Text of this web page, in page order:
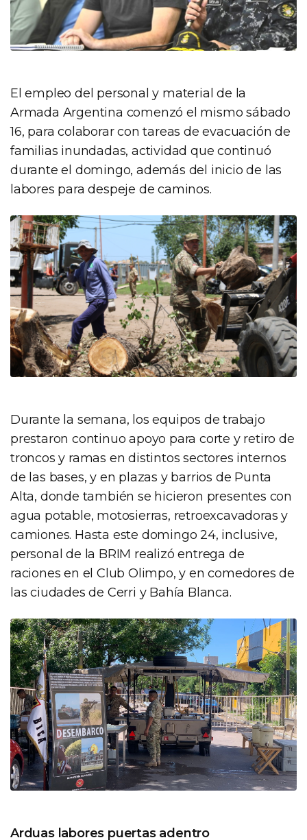
El empleo del personal y material de la
Armada Argentina comenzó el mismo sábado
16, para colaborar con tareas de evacuación de
familias inundadas, actividad que continuó
durante el domingo, además del inicio de las
labores para despeje de caminos.
Durante la semana, los equipos de trabajo
prestaron continuo apoyo para corte y retiro de
troncos y ramas en distintos sectores internos
de las bases, y en plazas y barrios de Punta
Alta, donde también se hicieron presentes con
agua potable, motosierras, retroexcavadoras y
camiones. Hasta este domingo 24, inclusive,
personal de la BRIM realizó entrega de
raciones en el Club Olimpo, y en comedores de
las ciudades de Cerri y Bahía Blanca.
Arduas labores puertas adentro